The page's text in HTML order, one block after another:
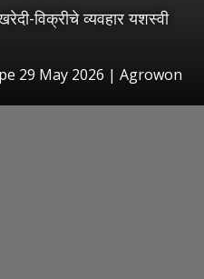
विक्रीचे व्यवहार यशस्वी
29 May 2026 | Agrowon